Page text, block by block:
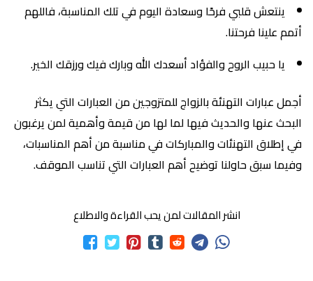
ينتعش قلبي فرحًا وسعادة اليوم في تلك المناسبة، فاللهم
أتمم علينا فرحتنا.
يا حبيب الروح والفؤاد أسعدك الله وبارك فيك ورزقك الخير.
أجمل عبارات التهنئة بالزواج للمتزوجين من العبارات التي يكثر
البحث عنها والحديث فيها لما لها من قيمة وأهمية لمن يرغبون
في إطلاق التهنئات والمباركات في مناسبة من أهم المناسبات،
وفيما سبق حاولنا توضيح أهم العبارات التي تناسب الموقف.
انشر المقالات لمن يحب القراءة والاطلاع